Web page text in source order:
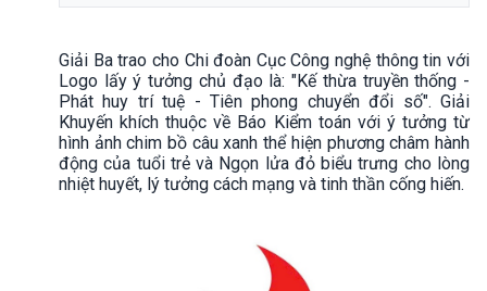
Giải Ba trao cho Chi đoàn Cục Công nghệ thông tin với
Logo lấy ý tưởng chủ đạo là: "Kế thừa truyền thống -
Phát huy trí tuệ - Tiên phong chuyển đổi số". Giải
Khuyến khích thuộc về Báo Kiểm toán với ý tưởng từ
hình ảnh chim bồ câu xanh thể hiện phương châm hành
động của tuổi trẻ và Ngọn lửa đỏ biểu trưng cho lòng
nhiệt huyết, lý tưởng cách mạng và tinh thần cống hiến.